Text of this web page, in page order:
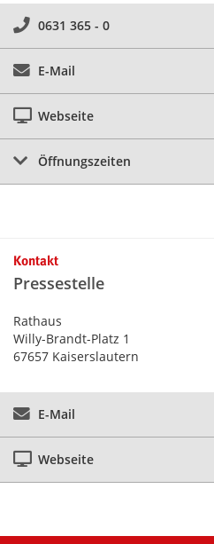
0631 365 - 0
E-Mail
Webseite
Öffnungszeiten
Kontakt
Pressestelle
Rathaus
Willy-Brandt-Platz 1
67657 Kaiserslautern
E-Mail
Webseite